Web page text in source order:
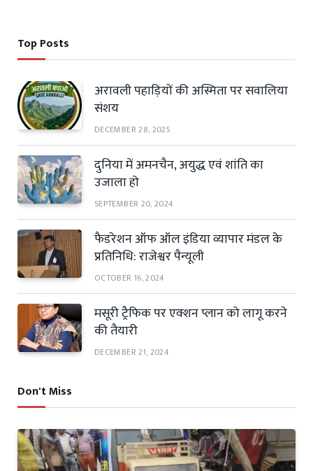
Top Posts
अरावली पहाड़ियों की अस्मिता पर सवालिया
संशय
DECEMBER 28, 2025
दुनिया में अमनचैन, अयुद्ध एवं शांति का
उजाला हो
SEPTEMBER 20, 2024
फैडरेशन ऑफ ऑल इंडिया व्यापार मंडल के
प्रतिनिधि: राजेश्वर पैन्यूली
OCTOBER 16, 2024
मसूरी ट्रैफिक पर एक्शन प्लान को लागू करने
की तैयारी
DECEMBER 21, 2024
Don't Miss